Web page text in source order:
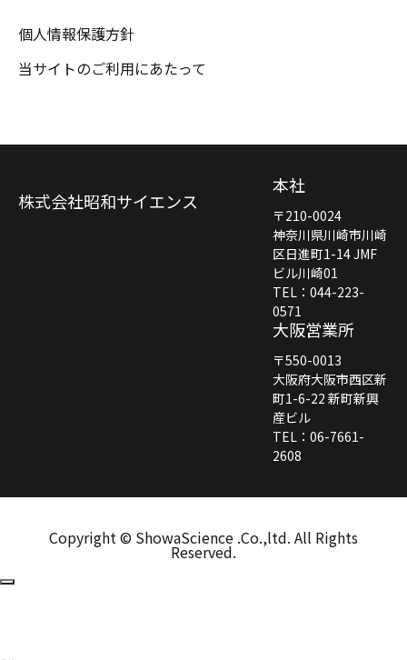
個人情報保護方針
当サイトのご利用にあたって
株式会社昭和サイエンス
本社
〒210-0024
神奈川県川崎市川崎
区日進町1-14 JMF
ビル川崎01
TEL：044-223-
0571
大阪営業所
〒550-0013
大阪府大阪市西区新
町1-6-22 新町新興
産ビル
TEL：06-7661-
2608
Copyright © ShowaScience .Co.,ltd. All Rights
Reserved.